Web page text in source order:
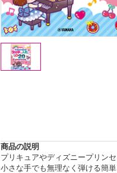
商品の説明
プリキュアやディズニープリン
小さな手でも無理なく弾ける簡